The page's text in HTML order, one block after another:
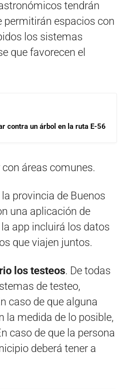
tendrán
permitirán espacios con
los sistemas
que favorecen el
contra un árbol en la ruta E-56
áreas comunes.
provincia de Buenos
una aplicación de
la app incluirá los datos
que viajen juntos.
los testeos. De todas
de testeo,
caso de que alguna
la medida de lo posible,
caso de que la persona
deberá tener a